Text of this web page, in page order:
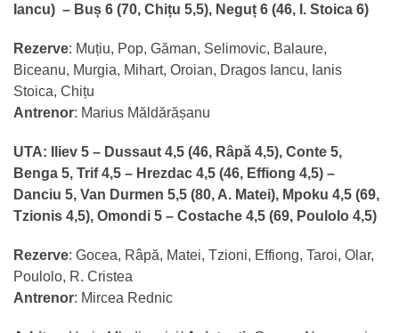
Iancu) – Buș 6 (70, Chițu 5,5), Neguț 6 (46, I. Stoica 6)
Rezerve: Muțiu, Pop, Găman, Selimovic, Balaure,
Biceanu, Murgia, Mihart, Oroian, Dragos Iancu, Ianis
Stoica, Chițu
Antrenor: Marius Măldărășanu
UTA:
Iliev 5 – Dussaut 4,5 (46, Râpă 4,5), Conte 5,
Benga 5, Trif 4,5 – Hrezdac 4,5 (46, Effiong 4,5) –
Danciu 5, Van Durmen 5,5 (80, A. Matei), Mpoku 4,5 (69,
Tzionis 4,5), Omondi 5 – Costache 4,5 (69, Poulolo 4,5)
Rezerve: Gocea, Râpă, Matei, Tzioni, Effiong, Taroi, Olar,
Poulolo, R. Cristea
Antrenor: Mircea Rednic